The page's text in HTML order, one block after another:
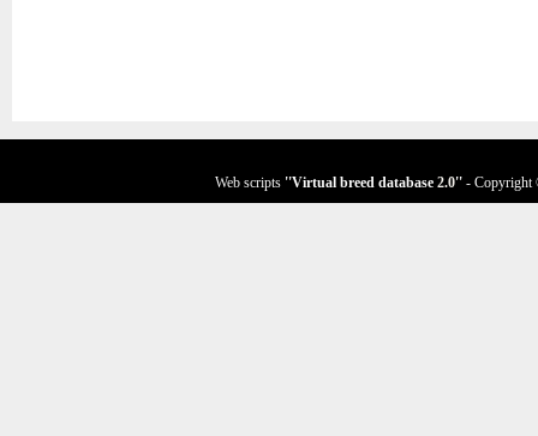
Web scripts ''Virtual breed database 2.0'' - Copyright